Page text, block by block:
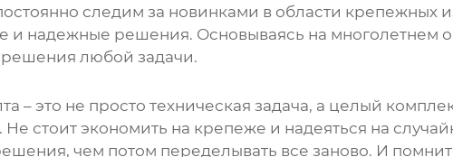
следим за новинками в области крепежных
надежные решения. Основываясь на многолетнем
любой задачи.
– это не просто техническая задача, а целый
стоит экономить на крепеже и надеяться на
чем потом переделывать все заново. И